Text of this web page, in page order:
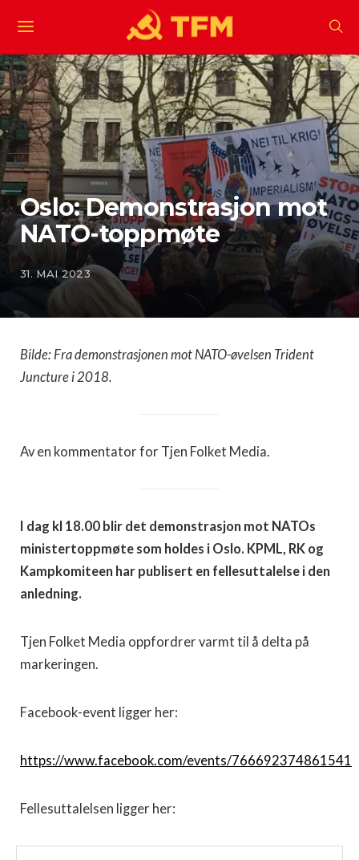
Oslo: Demonstrasjon mot
NATO-toppmøte
31. MAI 2023
Bilde: Fra demonstrasjonen mot NATO-øvelsen Trident
Juncture i 2018.
Av en kommentator for Tjen Folket Media.
I dag kl 18.00 blir det demonstrasjon mot NATOs
ministertoppmøte som holdes i Oslo. KPML, RK og
Kampkomiteen har publisert en fellesuttalelse i den
anledning.
Tjen Folket Media oppfordrer varmt til å delta på
markeringen.
Facebook-event ligger her:
https://www.facebook.com/events/766692374861541
Fellesuttalelsen ligger her: